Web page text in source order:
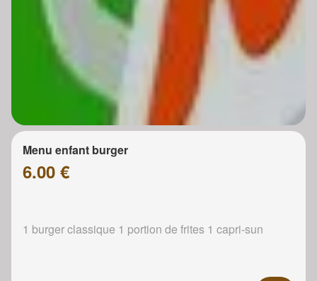
Menu enfant burger
6.00 €
1 burger classique 1 portion de frites 1 capri-sun